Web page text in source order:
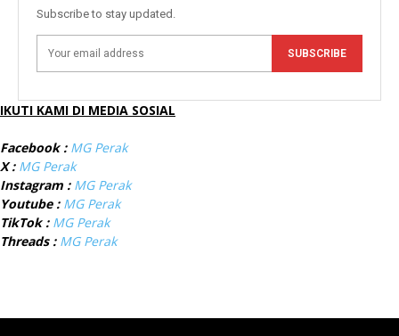
Subscribe to stay updated.
SUBSCRIBE
IKUTI KAMI DI MEDIA SOSIAL
Facebook : MG Perak
X : MG Perak
Instagram : MG Perak
Youtube : MG Perak
TikTok : MG Perak
Threads : MG Perak